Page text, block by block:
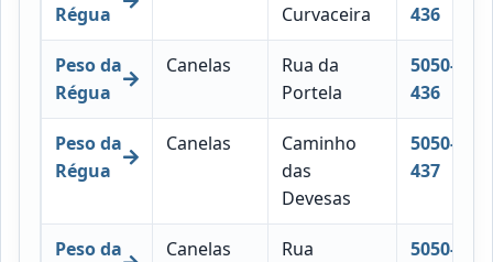
Régua
Curvaceira
436
Peso da
Régua
Canelas
Rua da
Portela
5050-
436
Peso da
Régua
Canelas
Caminho
das
Devesas
5050-
437
Peso da
Canelas
Rua
5050-